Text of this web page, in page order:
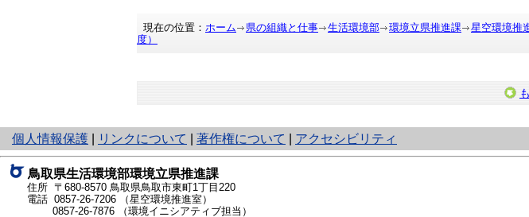
現在の位置： ホーム 県の組織と仕事 生活環境部 環境立県推進課 星空環境推
度）
個人情報保護
と
り
ネ
ッ
ト
へ
リンクについて 著作権について アクセシビリティ
鳥取県生活環境部環境立県推進課
住所 〒680-8570 鳥取県鳥取市東町1丁目220
電話 0857-26-7206
（星空環境推進室）
0857-26-7876
（環境イニシアティブ担当）